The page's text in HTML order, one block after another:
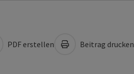
PDF erstellen Beitrag drucken